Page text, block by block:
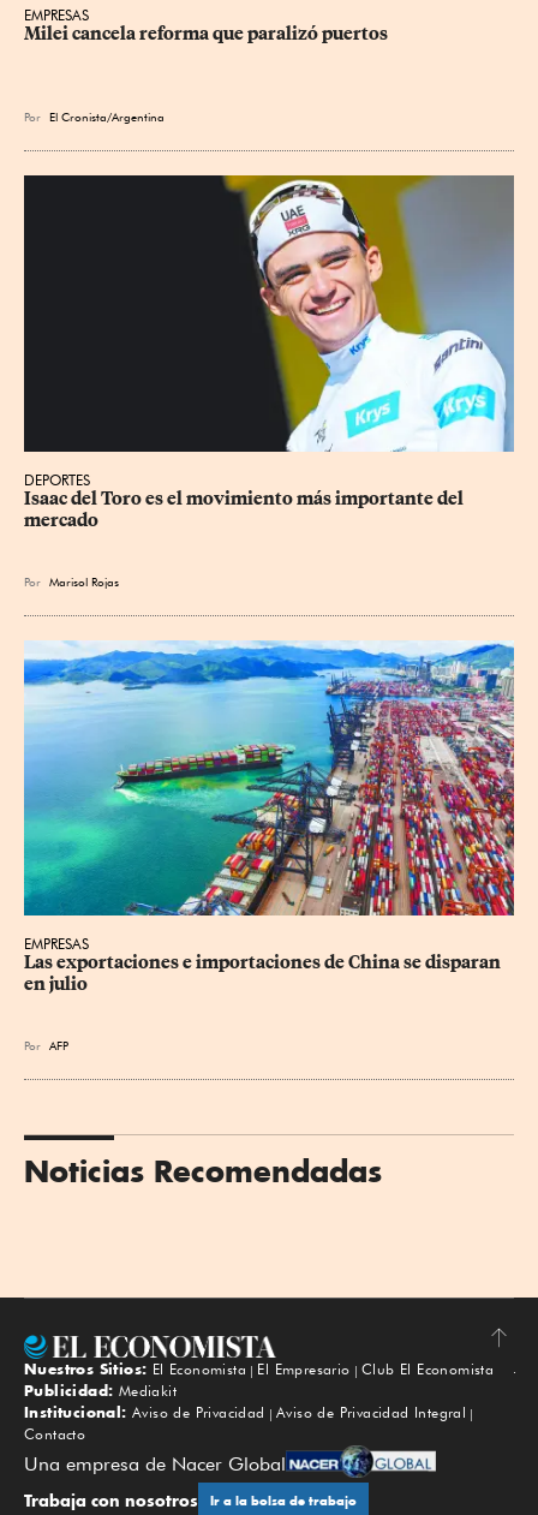
EMPRESAS
Milei cancela reforma que paralizó puertos
Por El Cronista/Argentina
DEPORTES
Isaac del Toro es el movimiento más importante del
mercado
Por Marisol Rojas
EMPRESAS
Las exportaciones e importaciones de China se disparan
en julio
Por AFP
Noticias Recomendadas
Subir
Nuestros Sitios: El Economista El Empresario
Club El Economista
Publicidad: Mediakit
Institucional: Aviso de Privacidad
Aviso de Privacidad Integral
Contacto
Una empresa de Nacer Global
Trabaja con nosotros Ir a la bolsa de trabajo